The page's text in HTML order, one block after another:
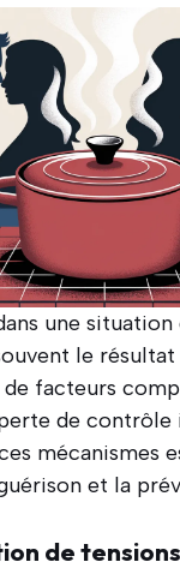
une situation
le résultat
facteurs
de contrôle
mécanismes
et la
de